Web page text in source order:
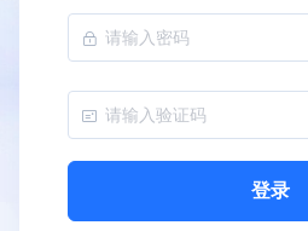
登录